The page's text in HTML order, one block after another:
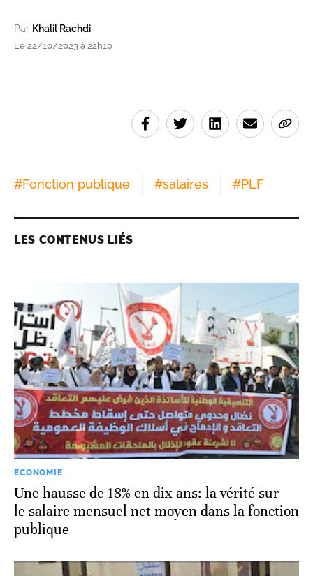
Par Khalil Rachdi
Le 22/10/2023 à 22h10
#Fonction publique #salaires #PLF
LES CONTENUS LIÉS
ECONOMIE
Une hausse de 18% en dix ans: la vérité sur
le salaire mensuel net moyen dans la fonction
publique